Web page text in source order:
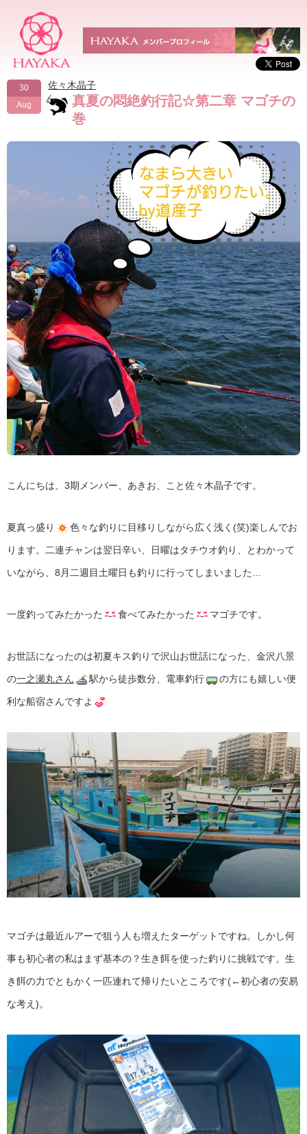
30
Aug
佐々木晶子
真夏の悶絶釣行記☆第二章 マゴチの
巻
こんにちは、3期メンバー、あきお、こと佐々木晶子です。
夏真っ盛り 色々な釣りに目移りしながら広く浅く(笑)楽しんでお
ります。二連チャンは翌日辛い、日曜はタチウオ釣り、とわかって
いながら、8月二週目土曜日も釣りに行ってしまいました…
一度釣ってみたかった 食べてみたかった マゴチです。
お世話になったのは初夏キス釣りで沢山お世話になった、金沢八景
の一之瀬丸さん 駅から徒歩数分、電車釣行 の方にも嬉しい便
利な船宿さんですよ
マゴチは最近ルアーで狙う人も増えたターゲットですね。しかし何
事も初心者の私はまず基本の？生き餌を使った釣りに挑戦です。生
き餌の力でともかく一匹連れて帰りたいところです(←初心者の安易
な考え)。